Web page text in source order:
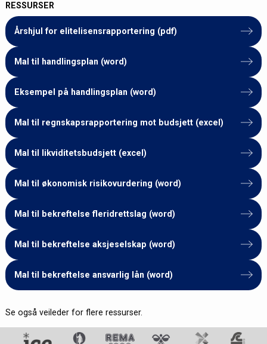
RESSURSER
Årshjul for elitelisensrapportering (pdf)
Mal til handlingsplan (word)
Eksempel på handlingsplan (word)
Mal til regnskapsrapportering mot budsjett (excel)
Mal til likviditetsbudsjett (excel)
Mal til økonomisk risikovurdering (word)
Mal til bekreftelse fleridrettslag (word)
Mal til bekreftelse aksjeselskap (word)
Mal til bekreftelse ansvarlig lån (word)
Se også veileder for flere ressurser.